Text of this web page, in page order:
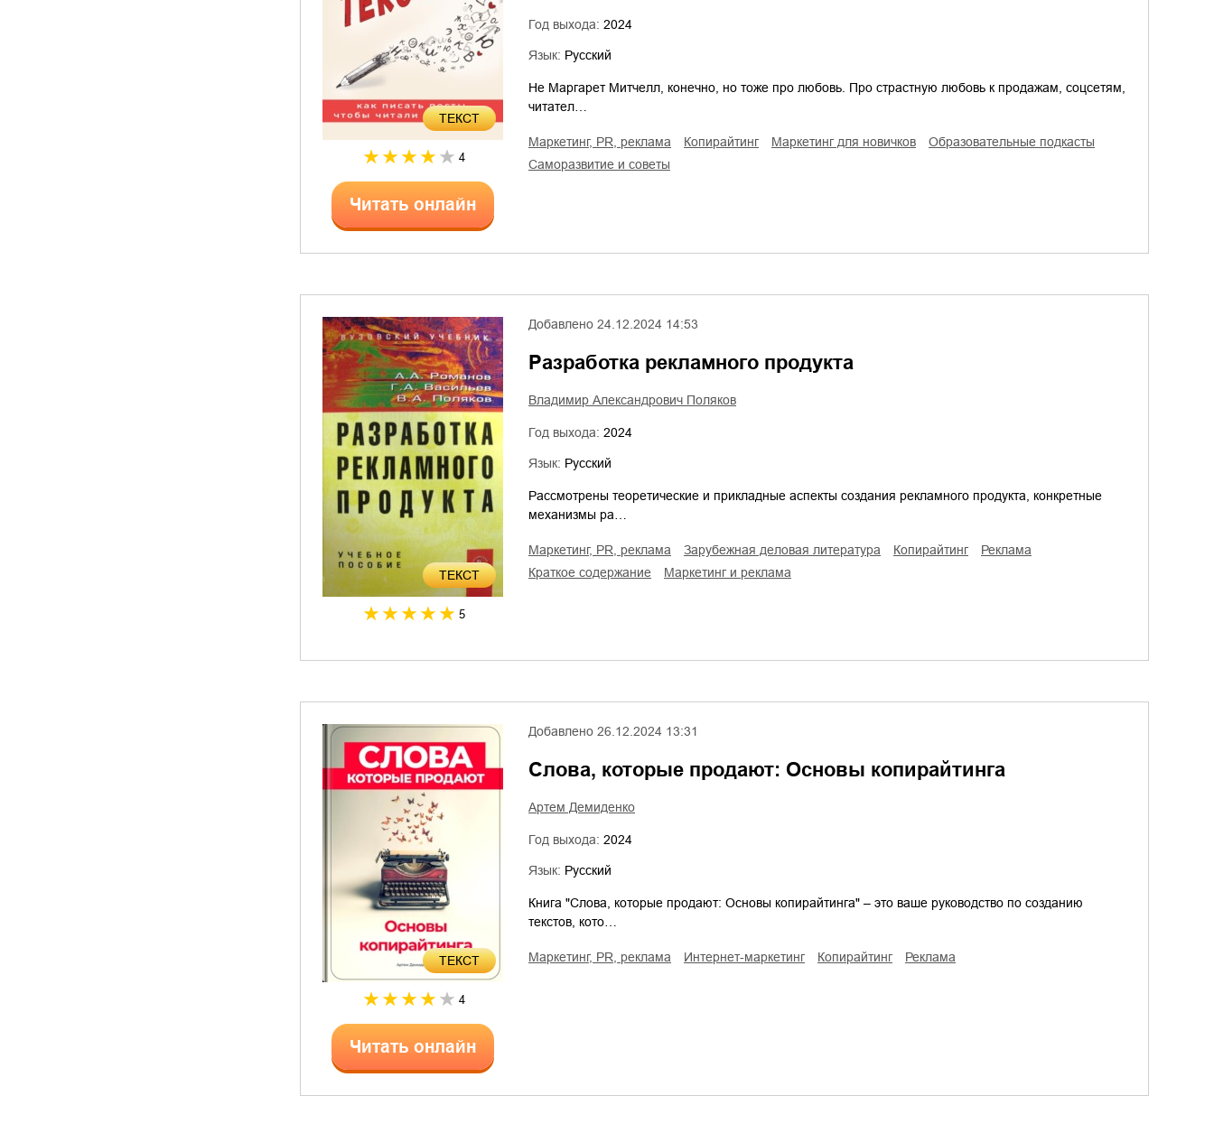
ТЕКСТ
4
Читать онлайн
Год выхода: 2024
Язык: Русский
Не Маргарет Митчелл, конечно, но тоже про любовь. Про страстную любовь к продажам, соцсетям,
читател…
маркетинг, PR, реклама копирайтинг маркетинг для новичков
образовательные подкасты
саморазвитие и советы
ТЕКСТ
5
Добавлено 24.12.2024 14:53
Разработка рекламного продукта
Владимир Александрович Поляков
Год выхода: 2024
Язык: Русский
Рассмотрены теоретические и прикладные аспекты создания рекламного продукта, конкретные
механизмы ра…
маркетинг, PR, реклама зарубежная деловая литература копирайтинг
реклама
краткое содержание
маркетинг и реклама
ТЕКСТ
4
Читать онлайн
Добавлено 26.12.2024 13:31
Слова, которые продают: Основы копирайтинга
Артем Демиденко
Год выхода: 2024
Язык: Русский
Книга "Слова, которые продают: Основы копирайтинга" – это ваше руководство по созданию
текстов, кото…
маркетинг, PR, реклама интернет-маркетинг копирайтинг реклама